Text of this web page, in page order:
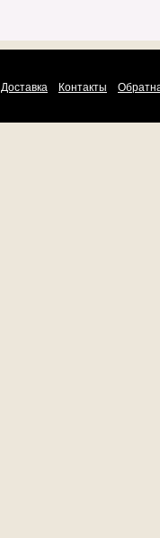
Доставка Контакты